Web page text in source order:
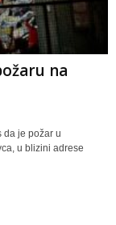
na
da je požar u
u blizini adrese